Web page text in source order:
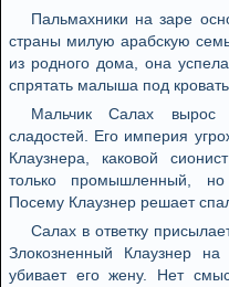
Пальмахники на заре
страны милую арабскую
из родного дома, она
спрятать малыша под
Мальчик Салах
сладостей. Его империя
Клаузнера, каковой
только промышленный, но
Посему Клаузнер решает
Салах в ответку
Злокозненный Клаузнер
убивает его жену. Нет